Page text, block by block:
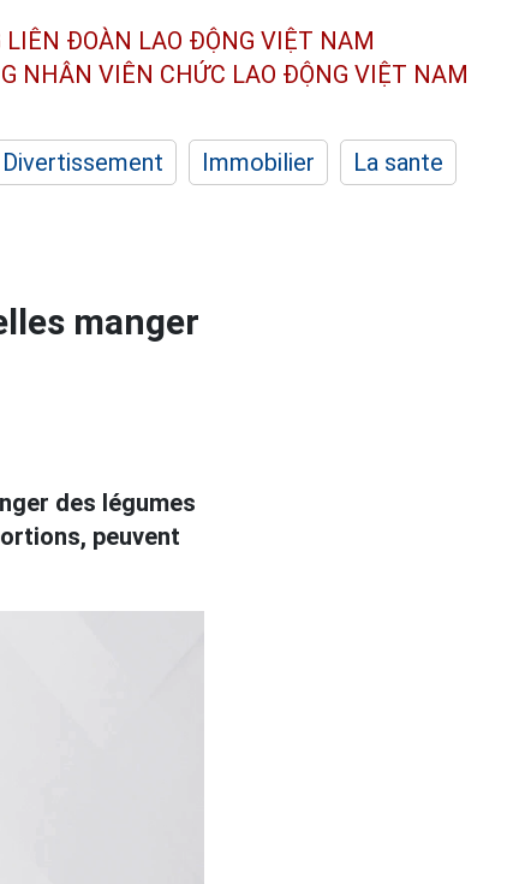
LIÊN ĐOÀN LAO ĐỘNG VIỆT NAM
NHÂN VIÊN CHỨC LAO ĐỘNG VIỆT NAM
Immobilier
La sante
manger
des légumes
peuvent